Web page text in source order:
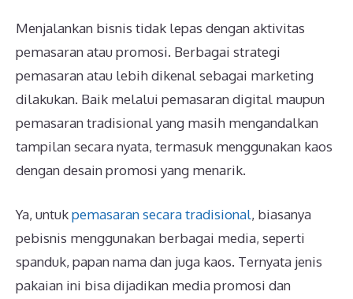
Menjalankan bisnis tidak lepas dengan aktivitas
pemasaran atau promosi. Berbagai strategi
pemasaran atau lebih dikenal sebagai marketing
dilakukan. Baik melalui pemasaran digital maupun
pemasaran tradisional yang masih mengandalkan
tampilan secara nyata, termasuk menggunakan kaos
dengan desain promosi yang menarik.
Ya, untukpemasaran secara tradisional, biasanya
pebisnis menggunakan berbagai media, seperti
spanduk, papan nama dan juga kaos. Ternyata jenis
pakaian ini bisa dijadikan media promosi dan